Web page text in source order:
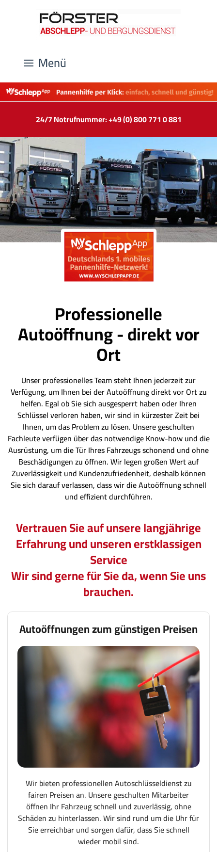
Menü
24/7 Notrufnummer: +49 (0) 800 771 0 881
Professionelle
Autoöffnung - direkt vor
Ort
Unser professionelles Team steht Ihnen jederzeit zur
Verfügung, um Ihnen bei der Autoöffnung direkt vor Ort zu
helfen. Egal ob Sie sich ausgesperrt haben oder Ihren
Schlüssel verloren haben, wir sind in kürzester Zeit bei
Ihnen, um das Problem zu lösen. Unsere geschulten
Fachleute verfügen über das notwendige Know-how und die
Ausrüstung, um die Tür Ihres Fahrzeugs schonend und ohne
Beschädigungen zu öffnen. Wir legen großen Wert auf
Zuverlässigkeit und Kundenzufriedenheit, deshalb können
Sie sich darauf verlassen, dass wir die Autoöffnung schnell
und effizient durchführen.
Vertrauen Sie auf unsere langjährige
Erfahrung und unseren erstklassigen
Service
Wir sind gerne für Sie da, wenn Sie uns
brauchen.
Autoöffnungen zum günstigen Preisen
Wir bieten professionellen Autoschlüsseldienst zu
fairen Preisen an. Unsere geschulten Mitarbeiter
öffnen Ihr Fahrzeug schnell und zuverlässig, ohne
Schäden zu hinterlassen. Wir sind rund um die Uhr für
Sie erreichbar und sorgen dafür, dass Sie schnell
wieder mobil sind.